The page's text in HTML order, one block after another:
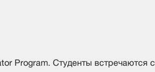
Program. Студенты встречаются с